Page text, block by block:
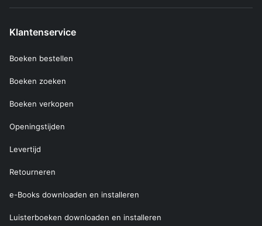
Klantenservice
Boeken bestellen
Boeken zoeken
Boeken verkopen
Openingstijden
Levertijd
Retourneren
e-Books downloaden en installeren
Luisterboeken downloaden en installeren